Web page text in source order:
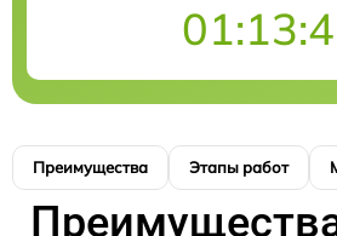
Преимущества Этапы работ